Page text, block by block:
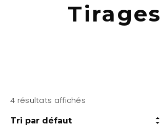
Tirages
4 résultats affichés